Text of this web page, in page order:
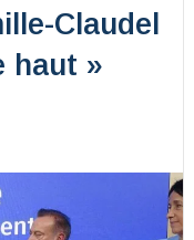
Claudel
haut »